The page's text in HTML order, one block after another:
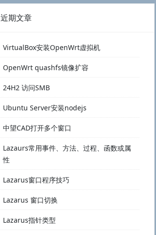
近期文章
VirtualBox安装OpenWrt虚拟机
OpenWrt quashfs镜像扩容
24H2 访问SMB
Ubuntu Server安装nodejs
中望CAD打开多个窗口
Lazaurs常用事件、方法、过程、函数或属
性
Lazarus窗口程序技巧
Lazarus 窗口切换
Lazarus指针类型